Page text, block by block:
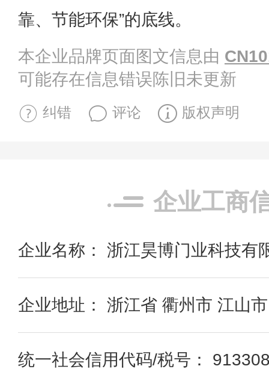
靠、节能环保”的底线。
本企业品牌页面图文信息由
可能存在信息错误陈旧未更新
纠错 评论 版权声明
企业工商
企业名称： 浙江昊博门业科技有
企业地址： 浙江省 衢州市 江山
统一社会信用代码/税号：